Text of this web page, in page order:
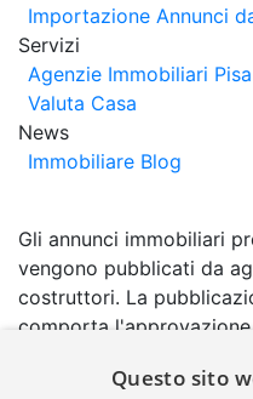
Importazione Annunci
Servizi
Agenzie Immobiliari Pisa
Valuta Casa
News
Immobiliare Blog
Gli annunci immobiliari
vengono pubblicati da
costruttori. La
comporta
garanzia da parte di
Questo sito